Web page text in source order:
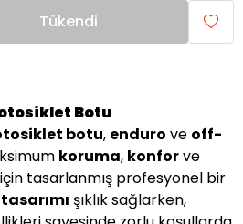
Tükendi
Botu
botu, enduro ve off-
koruma, konforve
tasarlanmış profesyonel bir
şıklık sağlarken,